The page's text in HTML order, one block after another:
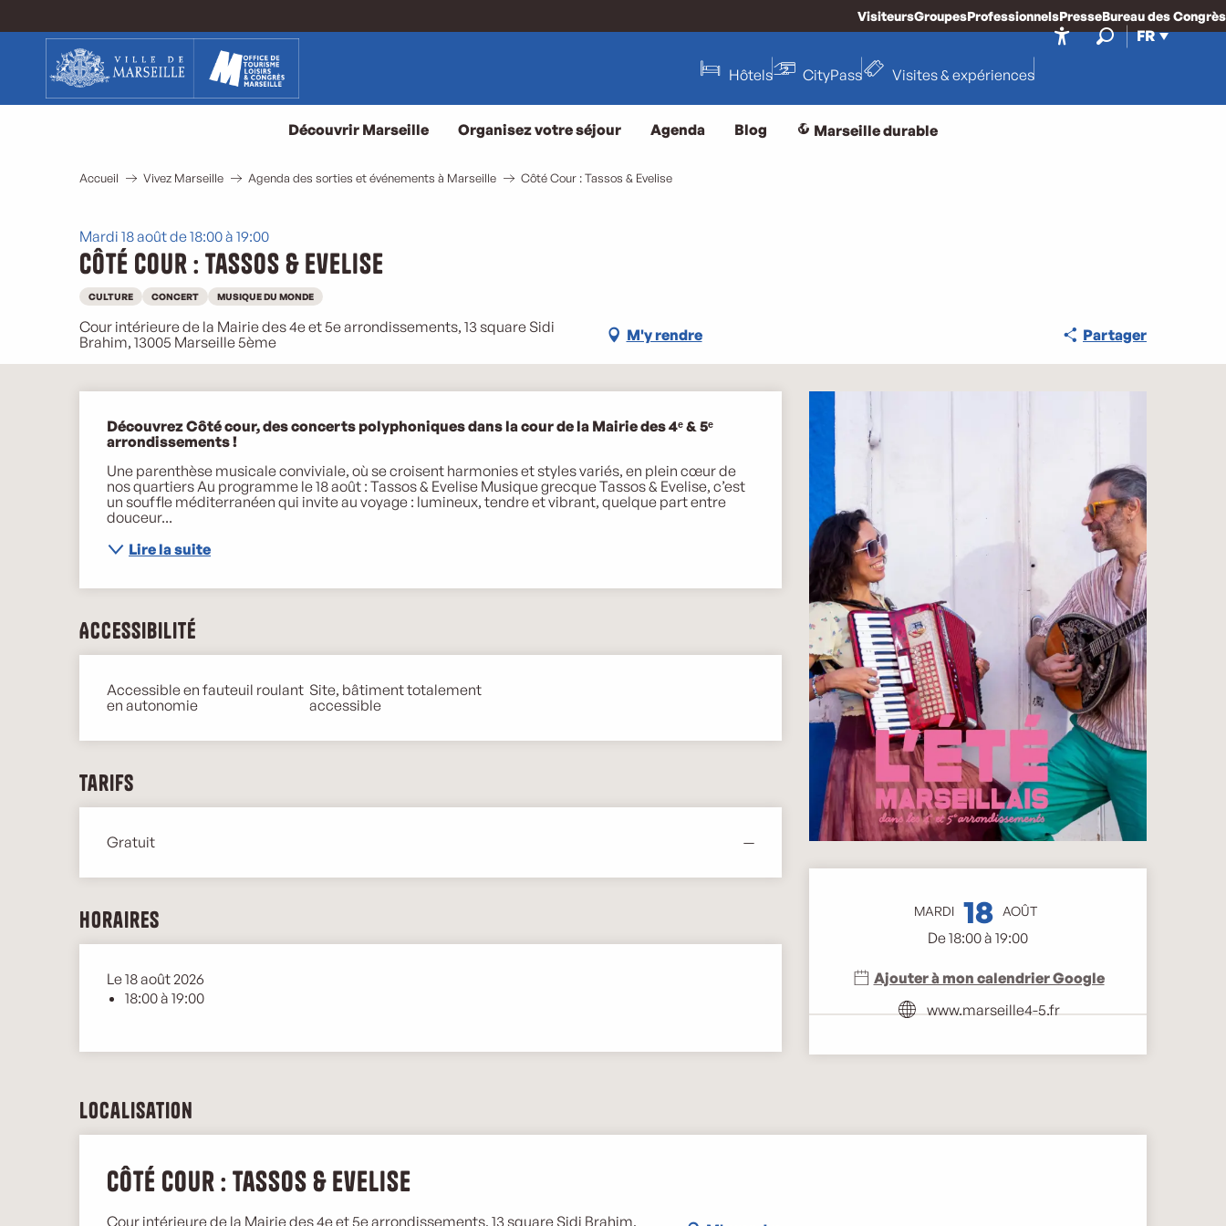
contenu
FR
VisiteursGroupesProfessionnelsPresseBureau des Congrès
Hôtels CityPass Visites & expériences
Découvrir Marseille Organisez votre séjour Agenda Blog Marseille durable
Accueil Vivez Marseille Agenda des sorties et événements à Marseille Côté Cour : Tassos & Evelise
Mardi 18 août de 18:00 à 19:00
Côté Cour : Tassos & Evelise
CULTURE CONCERT MUSIQUE DU MONDE
Cour intérieure de la Mairie des 4e et 5e arrondissements, 13 square Sidi
Brahim, 13005 Marseille 5ème
M'y rendre Partager
Ouverture et
MARDI 18 AOÛT
De 18:00 à 19:00
Ajouter à mon calendrier Google
www.marseille4-5.fr
Description
Découvrez Côté cour, des concerts polyphoniques dans la cour de la Mairie des 4ᵉ & 5ᵉ
arrondissements !
Une parenthèse musicale conviviale, où se croisent harmonies et styles variés, en plein cœur de
nos quartiers Au programme le 18 août : Tassos & Evelise Musique grecque Tassos & Evelise, c’est
un souffle méditerranéen qui invite au voyage : lumineux, tendre et vibrant, quelque part entre
douceur...
Lire la suite
Accessibilité
Accessible en fauteuil roulant
en autonomie
Site, bâtiment totalement
accessible
Tarifs
Gratuit —
Horaires
Le 18 août 2026
18:00 à 19:00
Localisation
Côté Cour : Tassos & Evelise
Cour intérieure de la Mairie des 4e et 5e arrondissements, 13 square Sidi Brahim,